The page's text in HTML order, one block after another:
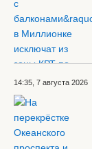
14:35, 7 августа 2026